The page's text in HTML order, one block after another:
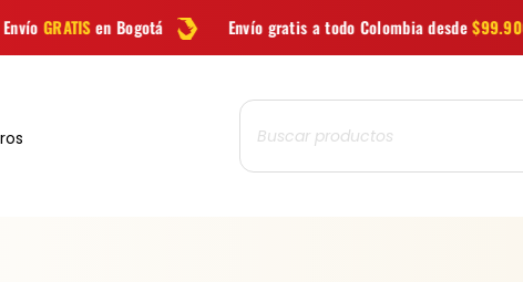
Envío gratis a todo Colombia desde$99.900 Las mejores
Búsqueda
de
productos